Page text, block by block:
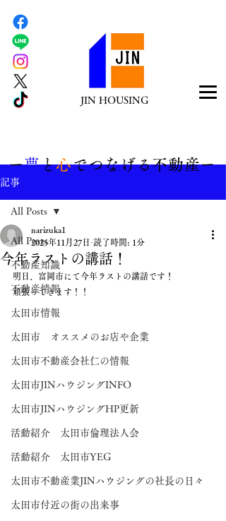
JIN HOUSING
​ー夢と心でつなげる不動産ー
記事
All Posts
不動産知識
不動産情報
太田市情報
太田市 オススメのお店や企業
太田市不動産会社仁の情報
太田市JINハウジングINFO
太田市JINハウジングHP更新
活動紹介 太田市倫理法人会
活動紹介 太田市YEG
太田市不動産業JINハウジングの社長の日々
太田市付近の街の出来事
All Posts
今年ラストの講話！
narizuka1
2025年11月27日 読了時間: 1分
明日、富岡市にて今年ラストの講話です！
頑張ってきます！！